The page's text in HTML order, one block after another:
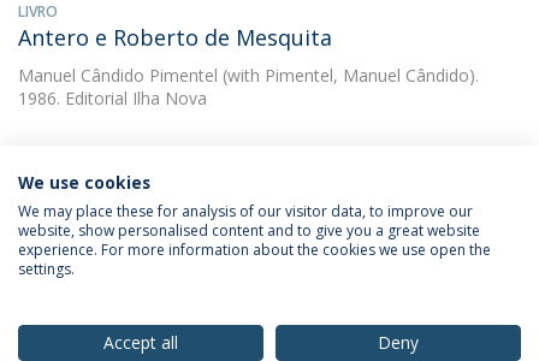
LIVRO
Antero e Roberto de Mesquita
Manuel Cândido Pimentel (with Pimentel, Manuel Cândido).
1986. Editorial Ilha Nova
Política de Privacidade
Termos & Condições
We use cookies
We may place these for analysis of our visitor data, to improve our
website, show personalised content and to give you a great website
experience. For more information about the cookies we use open the
settings.
Accept all Deny